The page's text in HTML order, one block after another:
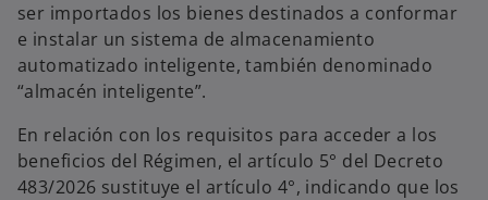
ser importados los bienes destinados a conformar
e instalar un sistema de almacenamiento
automatizado inteligente, también denominado
“almacén inteligente”.
En relación con los requisitos para acceder a los
beneficios del Régimen, el artículo 5° del Decreto
483/2026 sustituye el artículo 4°, indicando que los